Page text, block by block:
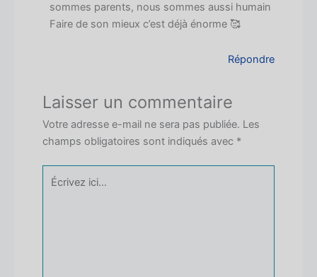
sommes parents, nous sommes aussi humain
Faire de son mieux c’est déjà énorme 🥰
Répondre
Laisser un commentaire
Votre adresse e-mail ne sera pas publiée. Les
champs obligatoires sont indiqués avec *
Écrivez
ici…